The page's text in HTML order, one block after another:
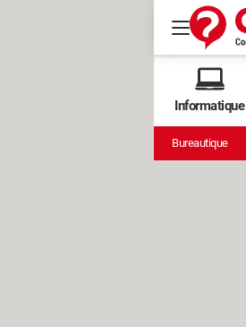
Informatique
Bureautique